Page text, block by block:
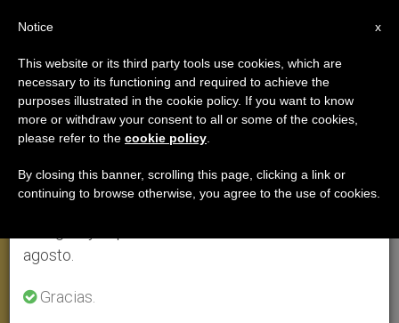
AUDIENCIA GENERAL, PAPA LEÓN XIV
Audiencia General Del Miércoles 5 De Noviembre En La Plaza De San
×
Aviso importante
Del 27 de julio al 7 de agosto haremos la pausa
anual, aprovechando que en el periodo de verano
se generan menos informaciones y también el
agosto.
Gracias.
x
Notice
This website or its third party tools use cookies, which are
necessary to its functioning and required to achieve the
purposes illustrated in the cookie policy. If you want to know
more or withdraw your consent to all or some of the cookies,
please refer to the cookie policy
By closing this banner, scrolling this page, clicking a link or
continuing to browse otherwise, you agree to the use of cookies.